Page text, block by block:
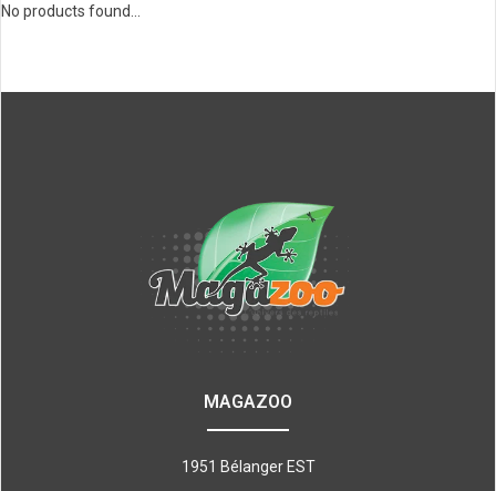
No products found...
MAGAZOO
1951 Bélanger EST